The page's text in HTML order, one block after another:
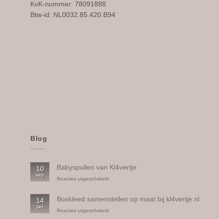
KvK-nummer: 78091888
Btw-id: NL0032.85.420.B94
Blog
10
sep
Babyspullen van Kl4vertje
Reacties uitgeschakeld
Kl4vertje
14
jan
Boxkleed samenstellen op maat bij kl4vertje.nl
Reacties uitgeschakeld